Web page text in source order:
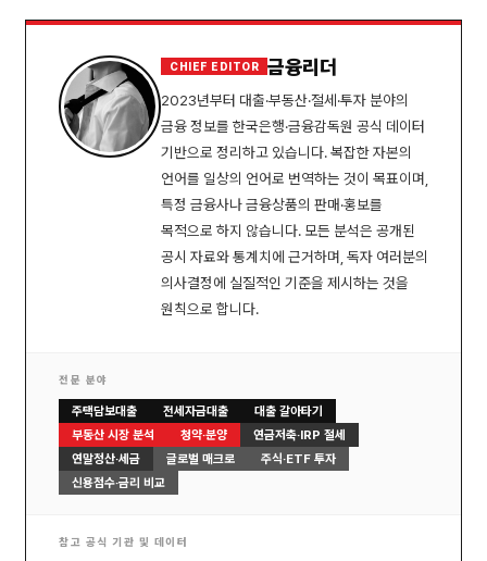
CHIEF EDITOR 금융리더
2023년부터 대출·부동산·절세·투자 분야의
금융 정보를 한국은행·금융감독원 공식 데이터
기반으로 정리하고 있습니다. 복잡한 자본의
언어를 일상의 언어로 번역하는 것이 목표이며,
특정 금융사나 금융상품의 판매·홍보를
목적으로 하지 않습니다. 모든 분석은 공개된
공시 자료와 통계치에 근거하며, 독자 여러분의
의사결정에 실질적인 기준을 제시하는 것을
원칙으로 합니다.
전문 분야
주택담보대출 전세자금대출
대출 갈아타기
부동산 시장 분석
청약·분양
연금저축·IRP 절세
연말정산·세금
글로벌 매크로
주식·ETF 투자
신용점수·금리 비교
참고 공식 기관 및 데이터